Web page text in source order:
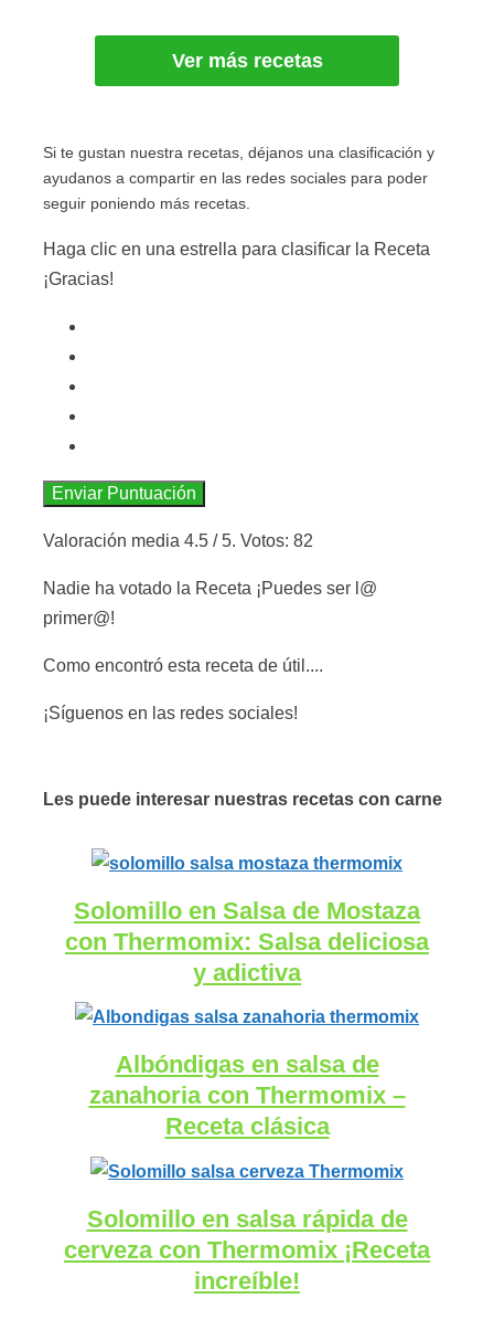
Ver más recetas
Si te gustan nuestra recetas, déjanos una clasificación y
ayudanos a compartir en las redes sociales para poder
seguir poniendo más recetas.
Haga clic en una estrella para clasificar la Receta
¡Gracias!
Enviar Puntuación
Valoración media 4.5 / 5. Votos: 82
Nadie ha votado la Receta ¡Puedes ser l@
primer@!
Como encontró esta receta de útil....
¡Síguenos en las redes sociales!
Les puede interesar nuestras recetas con carne
Solomillo en Salsa de Mostaza
con Thermomix: Salsa deliciosa
y adictiva
Albóndigas en salsa de
zanahoria con Thermomix –
Receta clásica
Solomillo en salsa rápida de
cerveza con Thermomix ¡Receta
increíble!